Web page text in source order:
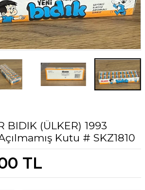
BIDIK (ÜLKER) 1993
Kutu # SKZ1810
TL